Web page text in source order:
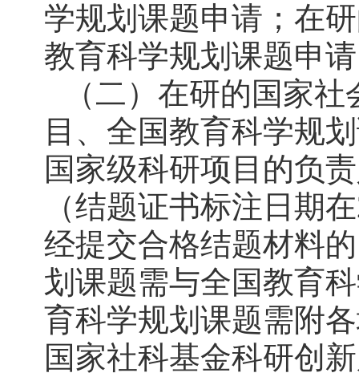
学规划课题申请；在
教育科学规划课题申
（二）在研的国家
目、全国教育科学规
国家级科研项目的负
（结题证书标注日期
经提交合格结题材料
划课题需与全国教育
育科学规划课题需附
国家社科基金科研创